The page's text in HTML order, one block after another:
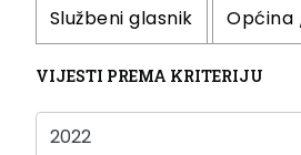
Službeni glasnik Općina
VIJESTI PREMA KRITERIJU